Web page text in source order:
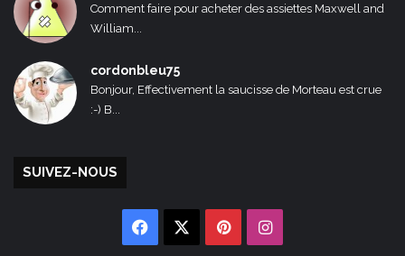
Comment faire pour acheter des assiettes Maxwell and
William...
cordonbleu75
Bonjour, Effectivement la saucisse de Morteau est crue
:-) B...
SUIVEZ-NOUS
Facebook PinterestInstagram